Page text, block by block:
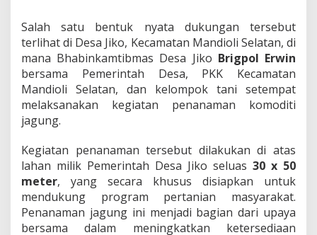
e
n
a
n
a
m
a
g
u
g
Salah satu bentuk nyata dukungan tersebut
terlihat di Desa Jiko, Kecamatan Mandioli Selatan, di
mana Bhabinkamtibmas Desa Jiko Brigpol Erwin
bersama Pemerintah Desa, PKK Kecamatan
Mandioli Selatan, dan kelompok tani setempat
melaksanakan kegiatan penanaman komoditi
jagung.
Kegiatan penanaman tersebut dilakukan di atas
lahan milik Pemerintah Desa Jiko seluas 30 x 50
meter, yang secara khusus disiapkan untuk
mendukung program pertanian masyarakat.
Penanaman jagung ini menjadi bagian dari upaya
bersama dalam meningkatkan ketersediaan